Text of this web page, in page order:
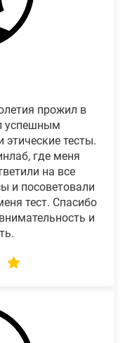
прожил в
успешным
тесты.
где меня
на все
и посоветовали
тест. Спасибо
и